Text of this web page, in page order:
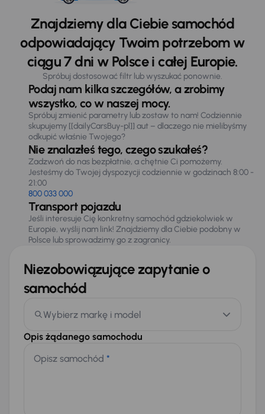
Znajdziemy dla Ciebie samochód
odpowiadający Twoim potrzebom w
ciągu 7 dni w Polsce i całej Europie.
Spróbuj dostosować filtr lub wyszukać ponownie.
Podaj nam kilka szczegółów, a zrobimy
wszystko, co w naszej mocy.
Spróbuj zmienić parametry lub zostaw to nam! Codziennie
skupujemy [[dailyCarsBuy-pl]] aut – dlaczego nie mielibyśmy
odkupić właśnie Twojego?
Nie znalazłeś tego, czego szukałeś?
Zadzwoń do nas bezpłatnie, a chętnie Ci pomożemy.
Jesteśmy do Twojej dyspozycji codziennie w godzinach 8:00 -
21:00
800 033 000
Transport pojazdu
Jeśli interesuje Cię konkretny samochód gdziekolwiek w
Europie, wyślij nam link! Znajdziemy dla Ciebie podobny w
Polsce lub sprowadzimy go z zagranicy.
Niezobowiązujące zapytanie o
samochód
Wybierz markę i model
Opis żądanego samochodu
Opisz samochód *